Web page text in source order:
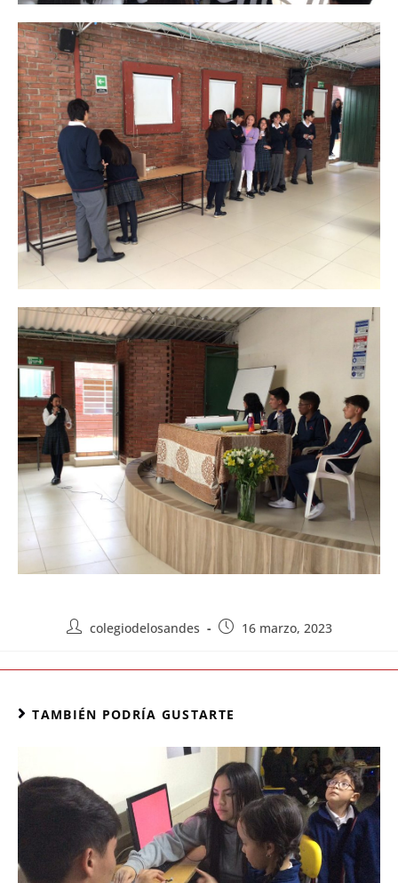
colegiodelosandes 16 marzo, 2023
TAMBIÉN PODRÍA GUSTARTE